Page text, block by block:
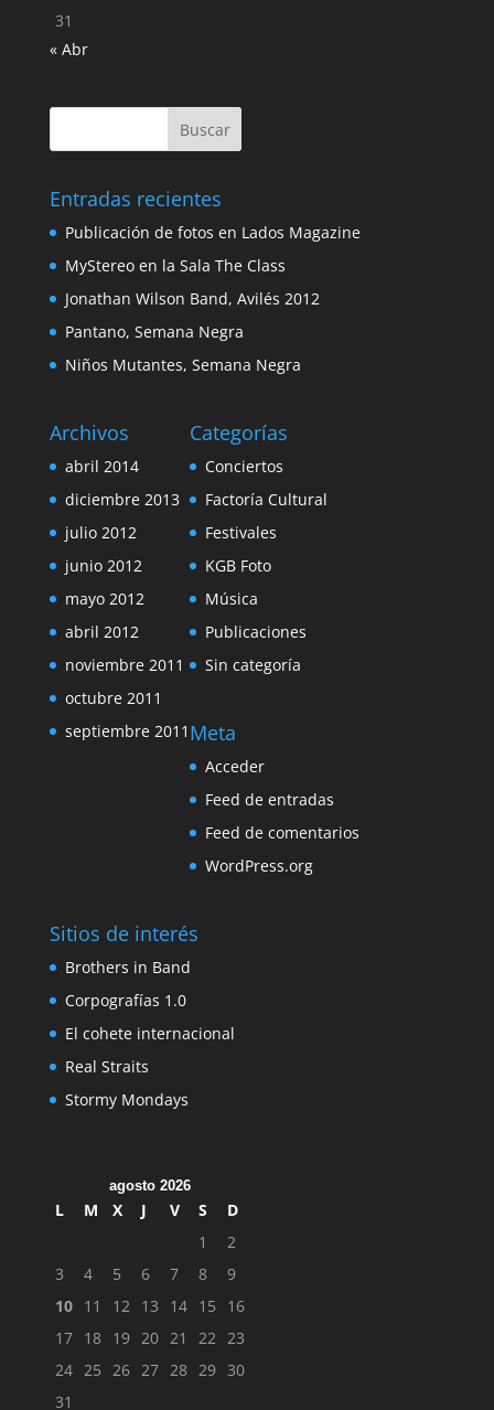
31
« Abr
Entradas recientes
Publicación de fotos en Lados Magazine
MyStereo en la Sala The Class
Jonathan Wilson Band, Avilés 2012
Pantano, Semana Negra
Niños Mutantes, Semana Negra
Archivos
abril 2014
diciembre 2013
julio 2012
junio 2012
mayo 2012
abril 2012
noviembre 2011
octubre 2011
septiembre 2011
Categorías
Conciertos
Factoría Cultural
Festivales
KGB Foto
Música
Publicaciones
Sin categoría
Meta
Acceder
Feed de entradas
Feed de comentarios
WordPress.org
Sitios de interés
Brothers in Band
Corpografías 1.0
El cohete internacional
Real Straits
Stormy Mondays
agosto 2026
L M X J V S
D
1
2
3
4 5 6 7 8
9
10 11 12 13 14 15
16
17 18 19 20 21 22
23
24 25 26 27 28 29 30
31